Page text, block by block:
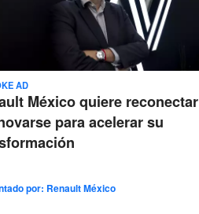
AD
México quiere reconectar
para acelerar su
por: Renault México